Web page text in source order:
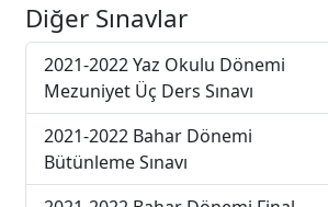
Diğer Sınavlar
2021-2022 Yaz Okulu Dönemi
Mezuniyet Üç Ders Sınavı
2021-2022 Bahar Dönemi
Bütünleme Sınavı